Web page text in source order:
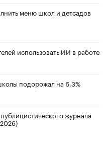
меню школ и детсадов
использовать ИИ в работе
подорожал на 6,3%
журнала